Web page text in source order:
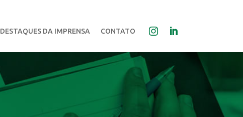
DESTAQUES DA IMPRENSA CONTATO